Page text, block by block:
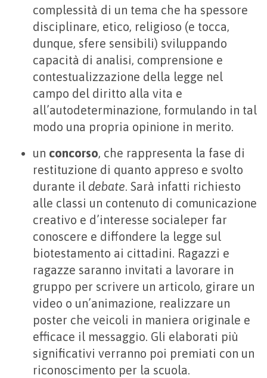
complessità di un tema che ha spessore
disciplinare, etico, religioso (e tocca,
dunque, sfere sensibili) sviluppando
capacità di analisi, comprensione e
contestualizzazione della legge nel
campo del diritto alla vita e
all’autodeterminazione, formulando in tal
modo una propria opinione in merito.
un concorso, che rappresenta la fase di
restituzione di quanto appreso e svolto
durante il debate. Sarà infatti richiesto
alle classi un contenuto di comunicazione
creativo e d’interesse socialeper far
conoscere e diffondere la legge sul
biotestamento ai cittadini. Ragazzi e
ragazze saranno invitati a lavorare in
gruppo per scrivere un articolo, girare un
video o un’animazione, realizzare un
poster che veicoli in maniera originale e
efficace il messaggio. Gli elaborati più
significativi verranno poi premiati con un
riconoscimento per la scuola.